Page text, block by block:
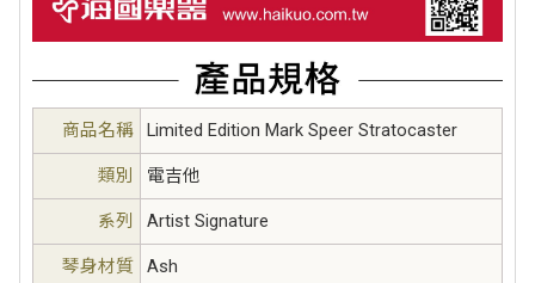
商品名稱 Limited Edition Mark Speer Stratocaster
類別 電吉他
系列 Artist Signature
琴身材質 Ash